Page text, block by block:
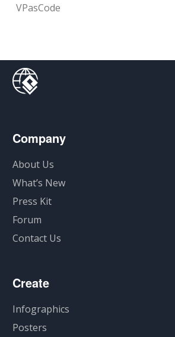
VPasCode
Company
About Us
What’s New
Press Kit
Forum
Contact Us
Create
Infographics
Posters